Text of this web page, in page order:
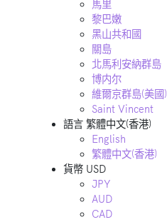
馬里
黎巴嫩
黑山共和國
關島
北馬利安納群島
博内尔
維爾京群島(美國)
Saint Vincent
語言 繁體中文(香港)
English
繁體中文(香港)
貨幣 USD
JPY
AUD
CAD